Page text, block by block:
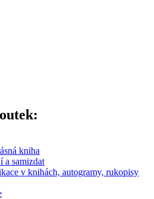
kniha
a samizdat
v knihách, autogramy, rukopisy